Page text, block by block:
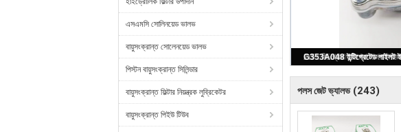
এসএমসি সোলিনয়েড ভালভ
বায়ুসংক্রান্ত সোলেনয়েড ভালভ
পিস্টন বায়ুসংক্রান্ত সিলিন্ডার
বায়ুসংক্রান্ত ফিল্টার নিয়ন্ত্রক লুব্রিকেটর
বায়ুসংক্রান্ত পিইউ টিউব
পলস জেট ভ্যালভ (243)